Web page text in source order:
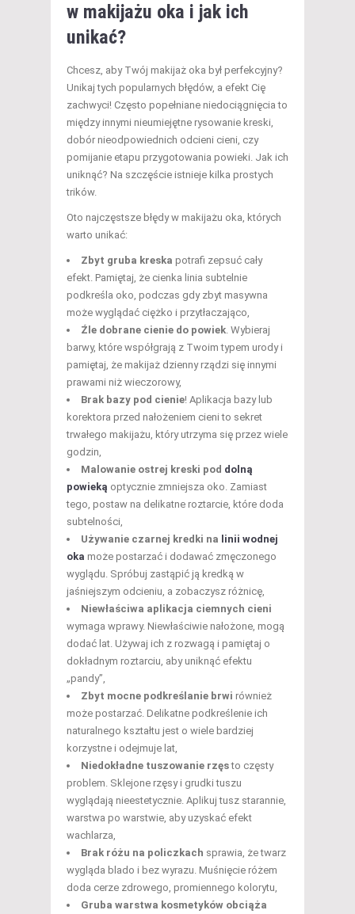
w makijażu oka i jak ich
unikać?
Chcesz, aby Twój makijaż oka był perfekcyjny?
Unikaj tych popularnych błędów, a efekt Cię
zachwyci! Często popełniane niedociągnięcia to
między innymi nieumiejętne rysowanie kreski,
dobór nieodpowiednich odcieni cieni, czy
pomijanie etapu przygotowania powieki. Jak ich
uniknąć? Na szczęście istnieje kilka prostych
trików.
Oto najczęstsze błędy w makijażu oka, których
warto unikać:
Zbyt gruba kreska potrafi zepsuć cały
efekt. Pamiętaj, że cienka linia subtelnie
podkreśla oko, podczas gdy zbyt masywna
może wyglądać ciężko i przytłaczająco,
Źle dobrane cienie do powiek. Wybieraj
barwy, które współgrają z Twoim typem urody i
pamiętaj, że makijaż dzienny rządzi się innymi
prawami niż wieczorowy,
Brak bazy pod cienie! Aplikacja bazy lub
korektora przed nałożeniem cieni to sekret
trwałego makijażu, który utrzyma się przez wiele
godzin,
Malowanie ostrej kreski pod dolną
powieką optycznie zmniejsza oko. Zamiast
tego, postaw na delikatne roztarcie, które doda
subtelności,
Używanie czarnej kredki na linii wodnej
oka może postarzać i dodawać zmęczonego
wyglądu. Spróbuj zastąpić ją kredką w
jaśniejszym odcieniu, a zobaczysz różnicę,
Niewłaściwa aplikacja ciemnych cieni
wymaga wprawy. Niewłaściwie nałożone, mogą
dodać lat. Używaj ich z rozwagą i pamiętaj o
dokładnym roztarciu, aby uniknąć efektu
„pandy”,
Zbyt mocne podkreślanie brwi również
może postarzać. Delikatne podkreślenie ich
naturalnego kształtu jest o wiele bardziej
korzystne i odejmuje lat,
Niedokładne tuszowanie rzęsto częsty
problem. Sklejone rzęsy i grudki tuszu
wyglądają nieestetycznie. Aplikuj tusz starannie,
warstwa po warstwie, aby uzyskać efekt
wachlarza,
Brak różu na policzkach sprawia, że twarz
wygląda blado i bez wyrazu. Muśnięcie różem
doda cerze zdrowego, promiennego kolorytu,
Gruba warstwa kosmetyków obciąża